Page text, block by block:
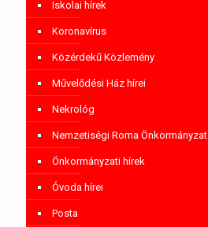
Iskolai hírek
Koronavírus
Közérdekű Közlemény
Művelődési Ház hírei
Nekrológ
Nemzetiségi Roma Önkormányzat
Önkormányzati hírek
Óvoda hírei
Posta